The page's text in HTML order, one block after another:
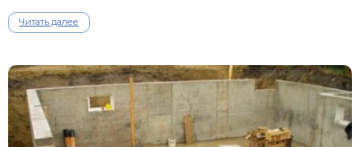
Читать далее